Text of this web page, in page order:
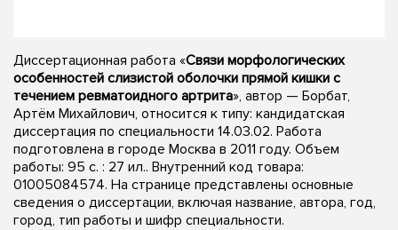
Диссертационная работа «Связи морфологических
особенностей слизистой оболочки прямой кишки с
течением ревматоидного артрита», автор — Борбат,
Артём Михайлович, относится к типу: кандидатская
диссертация по специальности 14.03.02. Работа
подготовлена в городе Москва в 2011 году. Объем
работы: 95 с. : 27 ил.. Внутренний код товара:
01005084574. На странице представлены основные
сведения о диссертации, включая название, автора, год,
город, тип работы и шифр специальности.